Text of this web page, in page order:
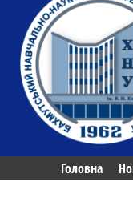
Головна